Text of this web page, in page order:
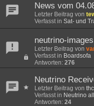
News vom
Letzter Beitrag von
Verfasst in Sat- und
neutrino-
Letzter Beitrag von
Verfasst in Boardsofa
Antworten: 276
Neutrino
Letzter Beitrag von
Verfasst in Neutrino
Antworten: 24